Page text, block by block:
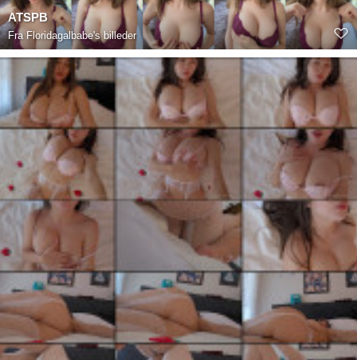
ATSPB
Fra Floridagalbabe's billeder